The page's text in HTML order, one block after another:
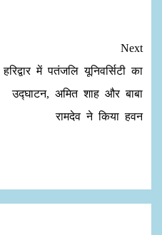
Next
हरिद्वार में पतंजलि यूनिवर्सिटी का
उद्घाटन, अमित शाह और बाबा
रामदेव ने किया हवन